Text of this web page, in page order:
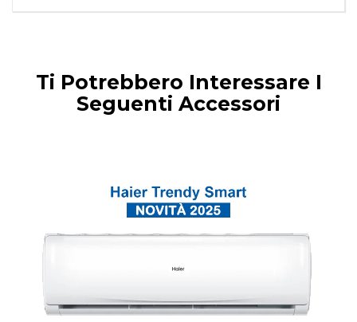
Ti Potrebbero Interessare I
Seguenti Accessori